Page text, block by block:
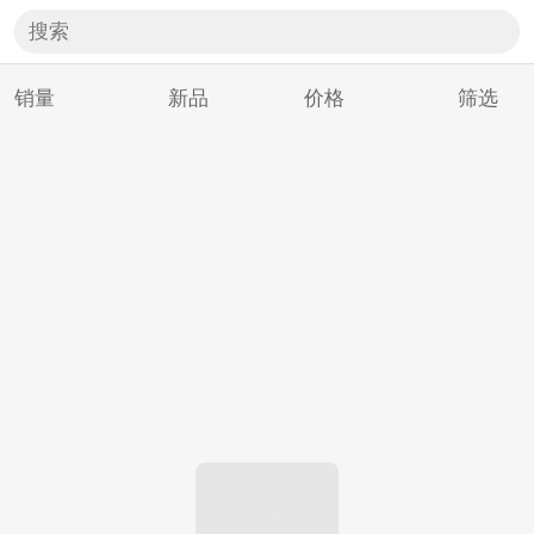
销量 新品 价格 筛选